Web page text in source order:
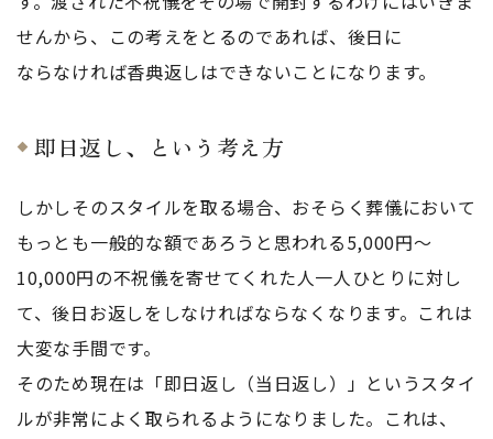
せんから、この考えをとるのであれば、後日に
ならなければ香典返しはできないことになります。
即日返し、という考え方
しかしそのスタイルを取る場合、おそらく葬儀において
もっとも一般的な額であろうと思われる5,000円～
10,000円の不祝儀を寄せてくれた人一人ひとりに対し
て、後日お返しをしなければならなくなります。これは
大変な手間です。
そのため現在は「即日返し（当日返し）」というスタイ
ルが非常によく取られるようになりました。これは、